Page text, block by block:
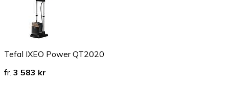
Tefal IXEO Power QT2020
fr. 3 583 kr